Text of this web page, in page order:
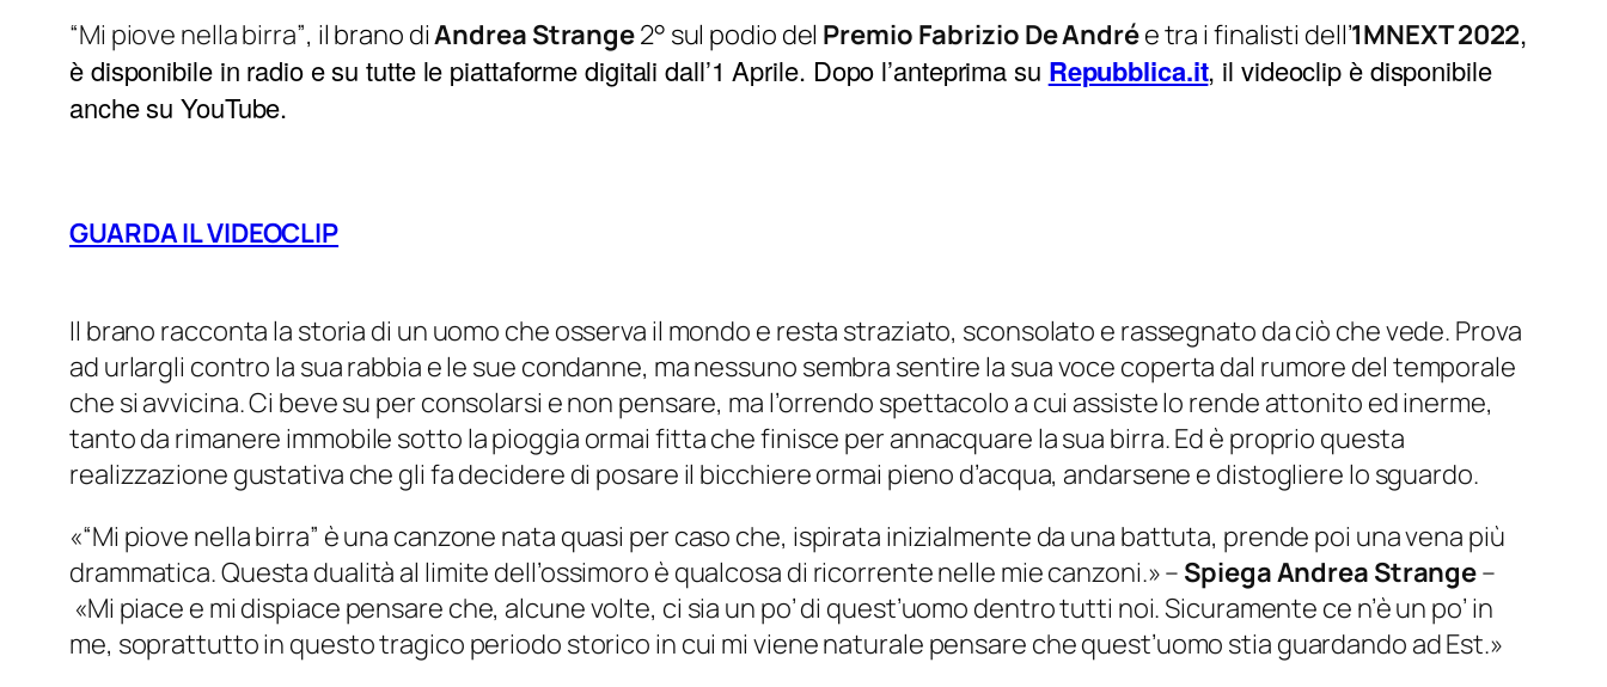
“Mi piove nella birra”, il brano diAndrea Strange2° sul podio del Premio Fabrizio De Andrée tra i finalisti dell’1MNEXT 2022,
è disponibile in radio e su tutte le piattaforme digitali dall’1 Aprile. Dopo l’anteprima su Repubblica.it, il videoclip è disponibile
anche su YouTube.
GUARDA IL VIDEOCLIP
Il brano racconta la storia di un uomo che osserva il mondo e resta straziato, sconsolato e rassegnato da ciò che vede. Prova
ad urlargli contro la sua rabbia e le sue condanne, ma nessuno sembra sentire la sua voce coperta dal rumore del temporale
che si avvicina. Ci beve su per consolarsi e non pensare, ma l’orrendo spettacolo a cui assiste lo rende attonito ed inerme,
tanto da rimanere immobile sotto la pioggia ormai fitta che finisce per annacquare la sua birra. Ed è proprio questa
realizzazione gustativa che gli fa decidere di posare il bicchiere ormai pieno d’acqua, andarsene e distogliere lo sguardo.
«“Mi piove nella birra” è una canzone nata quasi per caso che, ispirata inizialmente da una battuta, prende poi una vena più
drammatica. Questa dualità al limite dell’ossimoro è qualcosa di ricorrente nelle mie canzoni.»– Spiega Andrea Strange–
«Mi piace e mi dispiace pensare che, alcune volte, ci sia un po’ di quest’uomo dentro tutti noi.Sicuramente ce n’è un po’ in
me, soprattutto in questo tragico periodo storico in cui mi viene naturale pensare che quest’uomo stia guardando ad Est.»